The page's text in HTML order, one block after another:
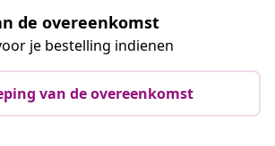
de overeenkomst
je bestelling indienen
van de overeenkomst